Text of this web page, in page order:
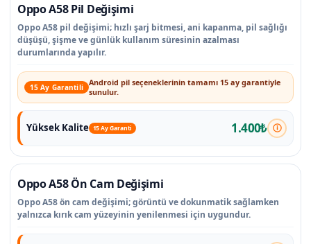
Oppo A58 Pil Değişimi
Oppo A58 pil değişimi; hızlı şarj bitmesi, ani kapanma, pil sağlığı
düşüşü, şişme ve günlük kullanım süresinin azalması
durumlarında yapılır.
15 Ay Garantili Android pil seçeneklerinin tamamı 15 ay garantiyle
sunulur.
Yüksek Kalite 15 Ay Garanti 1.400₺
Oppo A58 Ön Cam Değişimi
Oppo A58 ön cam değişimi; görüntü ve dokunmatik sağlamken
yalnızca kırık cam yüzeyinin yenilenmesi için uygundur.